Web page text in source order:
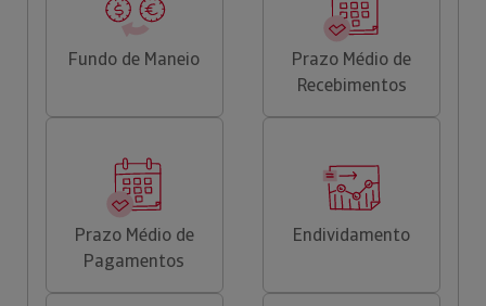
Fundo de Maneio
Prazo Médio de
Recebimentos
Prazo Médio de
Pagamentos
Endividamento